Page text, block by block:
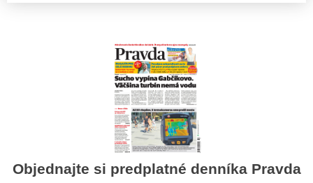
Objednajte si predplatné denníka Pravda